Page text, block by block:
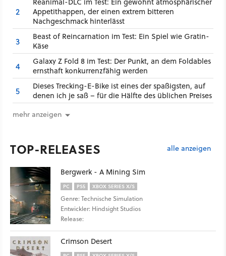
2
Appetithappen, der einen extrem bitteren
Nachgeschmack hinterlässt
3
Beast of Reincarnation im Test: Ein Spiel wie Gratin-
Käse
4
Galaxy Z Fold 8 im Test: Der Punkt, an dem Foldables
ernsthaft konkurrenzfähig werden
5
Dieses Trecking-E-Bike ist eines der spaßigsten, auf
denen ich je saß – für die Hälfte des üblichen Preises
mehr anzeigen
TOP-RELEASES alle anzeigen
Bergwerk - A Mining Sim
PC PS5 XBOX SERIES X/S
Genre: Technische Simulation
Entwickler: Hindsight Studios
Release:
Crimson Desert